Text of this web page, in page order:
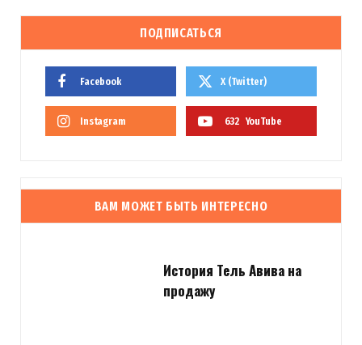
ПОДПИСАТЬСЯ
Facebook X (Twitter)
Instagram 632 YouTube
ВАМ МОЖЕТ БЫТЬ ИНТЕРЕСНО
История Тель Авива на
продажу